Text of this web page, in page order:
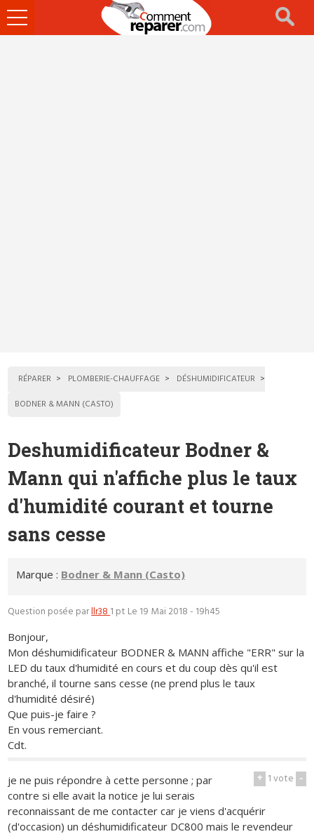
Ouvrir
le
RÉPARER PLOMBERIE-CHAUFFAGE
DÉSHUMIDIFICATEUR
BODNER & MANN (CASTO)
Deshumidificateur Bodner &
Mann qui n'affiche plus le taux
d'humidité courant et tourne
sans cesse
Marque : Bodner & Mann (Casto)
Question posée parllr381 pt Le 19 Mai 2018 - 19h45
Bonjour,
Mon déshumidificateur BODNER & MANN affiche "ERR" sur la
LED du taux d'humidité en cours et du coup dès qu'il est
branché, il tourne sans cesse (ne prend plus le taux
d'humidité désiré)
Que puis-je faire ?
En vous remerciant.
Cdt.
+ 1vote -
je ne puis répondre à cette personne ; par
contre si elle avait la notice je lui serais
reconnaissant de me contacter car je viens d'acquérir
(d'occasion) un déshumidificateur DC800 mais le revendeur